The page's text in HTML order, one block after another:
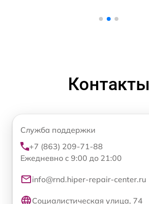
Контакты
Служба поддержки
+7 (863) 209-71-88
Ежедневно с 9:00 до 21:00
info@rnd.hiper-repair-center.ru
Социалистическая улица, 74